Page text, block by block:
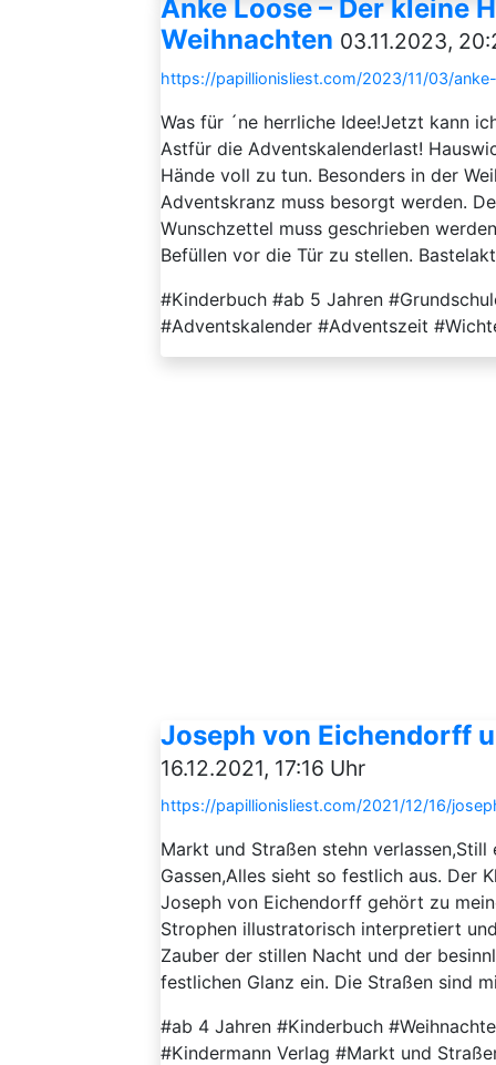
Anke Loose – Der kleine
Weihnachten 03.11.2023,
https://papillionisliest.com/2023/11/03/
Was für ´ne herrliche Idee!Jetzt kann
Astfür die Adventskalenderlast!
Hände voll zu tun. Besonders in der
Adventskranz muss besorgt werden.
Wunschzettel muss geschrieben
Befüllen vor die Tür zu stellen.
#Kinderbuch #ab 5 Jahren
#Adventskalender #Adventszeit
Joseph von Eichendorff
16.12.2021, 17:16 Uhr
https://papillionisliest.com/2021/12/16/
Markt und Straßen stehn
Gassen,Alles sieht so festlich aus. Der
Joseph von Eichendorff gehört zu
Strophen illustratorisch interpretiert
Zauber der stillen Nacht und der
festlichen Glanz ein. Die Straßen sind
#ab 4 Jahren #Kinderbuch
#Kindermann Verlag #Markt und